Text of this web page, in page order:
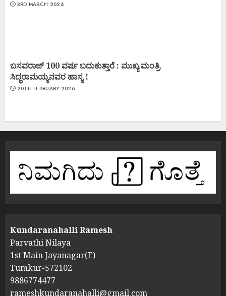
3RD MARCH 2026
ಬಸವರಾಜ್ 100 ವರ್ಷ ಬದುಕುತ್ತಾರೆ : ಮುಖ್ಯ ಮಂತ್ರಿ
ಸಿದ್ಧರಾಮಯ್ಯನವರ ಹಾಸ್ಯ !
20TH FEBRUARY 2026
Kundaranahalli Ramesh
Parvathi Nilaya
1st Main Jayanagar(E)
Tumkur-572102
9886774477
rameshkundaranahalli@gmail.com